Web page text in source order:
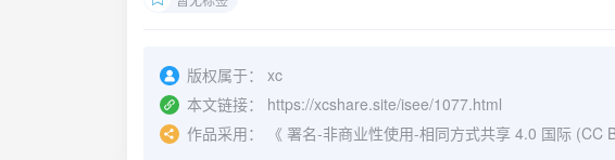
版权属于：
xc
本文链接：
https://xcshare.site/isee/1077.html
作品采用：
《 署名-非商业性使用-相同方式共享 4.0 国际 (CC